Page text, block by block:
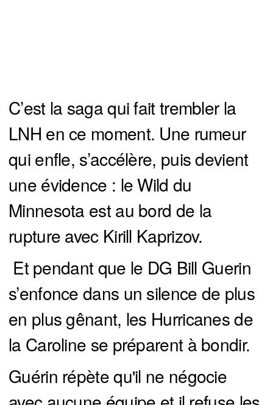
C’est la saga qui fait trembler la
LNH en ce moment. Une rumeur
qui enfle, s’accélère, puis devient
une évidence : le Wild du
Minnesota est au bord de la
rupture avec Kirill Kaprizov.
Et pendant que le DG Bill Guerin
s’enfonce dans un silence de plus
en plus gênant, les Hurricanes de
la Caroline se préparent à bondir.
Guérin répète qu'il ne négocie